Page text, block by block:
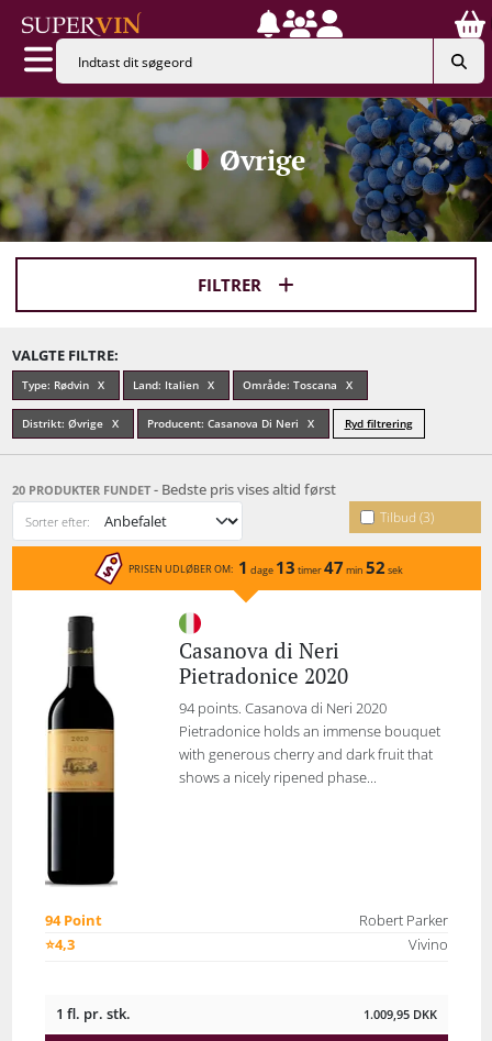
Øvrige
FILTRER
VALGTE FILTRE:
Type: Rødvin Land: Italien Område: Toscana
Distrikt: Øvrige Producent: Casanova Di Neri Ryd filtrering
20 PRODUKTER FUNDET - Bedste pris vises altid først
Tilbud (3)
Sorter efter:
PRISEN UDLØBER OM: 1 dage 13 timer47 min 52 sek
Casanova di Neri
Pietradonice 2020
94 points. Casanova di Neri 2020
Pietradonice holds an immense bouquet
with generous cherry and dark fruit that
shows a nicely ripened phase...
94 Point
Robert Parker
⭐4,3
Vivino
1 fl. pr. stk. 1.009,95 DKK